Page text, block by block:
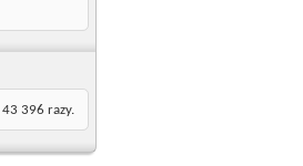
43 396 razy.